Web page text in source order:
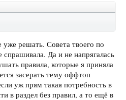
решать. Совета твоего по
Да и не напрягалась
правила, которые я приняла
засерать тему оффтоп
уж прям такая потребность в
в раздел без правил, а то ещё в